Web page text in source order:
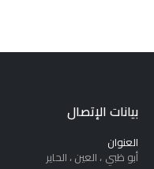
بيانات الإتصال
العنوان
أبو ظبي ، العين ، الحاير